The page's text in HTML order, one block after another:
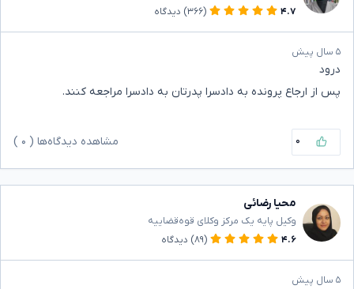
۴.۷
(۳۶۶) دیدگاه
۵ سال پیش
درود
پس از ارجاع پرونده به دادسرا پدرتان به دادسرا مراجعه کنند.
۰ مشاهده دیدگاه‌ها ( ۰
محیا رضائی
وکیل پایه یک مرکز وکلای قوه‌قضاییه
۴.۶
(۸۹) دیدگاه
۵ سال پیش